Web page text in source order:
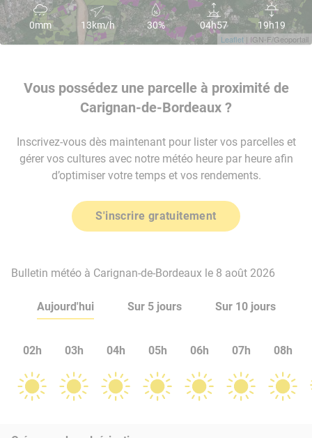
Leaflet | IGN-F/Geoportail
0mm 13km/h 30% 04h57 19h19
Vous possédez une parcelle à proximité de
Carignan-de-Bordeaux ?
Inscrivez-vous dès maintenant pour lister vos parcelles et
gérer vos cultures avec notre météo heure par heure afin
d’optimiser votre temps et vos rendements.
S'inscrire gratuitement
Bulletin météo à Carignan-de-Bordeaux le 8 août 2026
Aujourd'hui Sur 5 jours Sur 10 jours
02h 03h 04h 05h 06h 07h 08h